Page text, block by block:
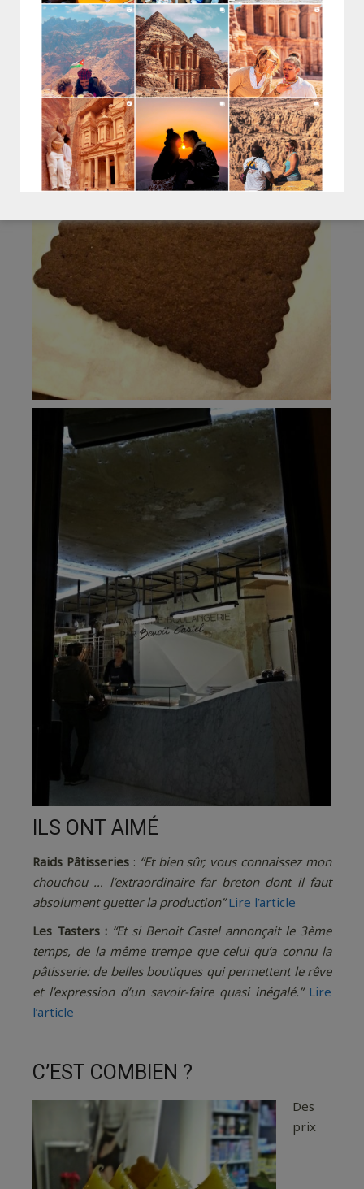
ILS ONT AIMÉ
Raids Pâtisseries: “Et bien sûr, vous connaissez mon
chouchou … l’extraordinaire far breton dont il faut
absolument guetter la production” Lire l’article
Les Tasters : “Et si Benoit Castel annonçait le 3ème
temps, de la même trempe que celui qu’a connu la
pâtisserie: de belles boutiques qui permettent le rêve
et l’expression d’un savoir-faire quasi inégalé.” Lire
l’article
C’EST COMBIEN ?
Des
prix